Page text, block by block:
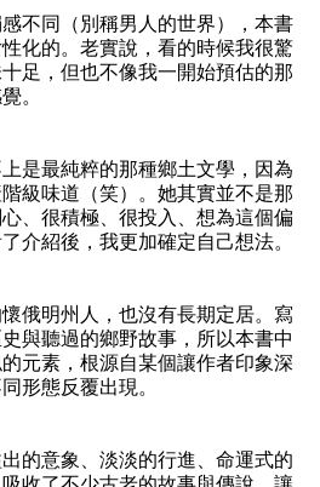
不同（別稱男人的世界），本書
化的。老實說，看的時候我很驚
足，但也不像我一開始預估的那
。
是最純粹的那種鄉土文學，因為
級味道（笑）。她其實並不是那
、很積極、很投入、想為這個偏
介紹後，我更加確定自己想法。
俄明州人，也沒有長期定居。寫
與聽過的鄉野故事，所以本書中
元素，根源自某個讓作者印象深
形態反覆出現。
的意象、淡淡的行進、命運式的